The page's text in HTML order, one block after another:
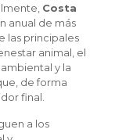
Costa
anual de más
las principales
animal, el
y la
de forma
final.
a los